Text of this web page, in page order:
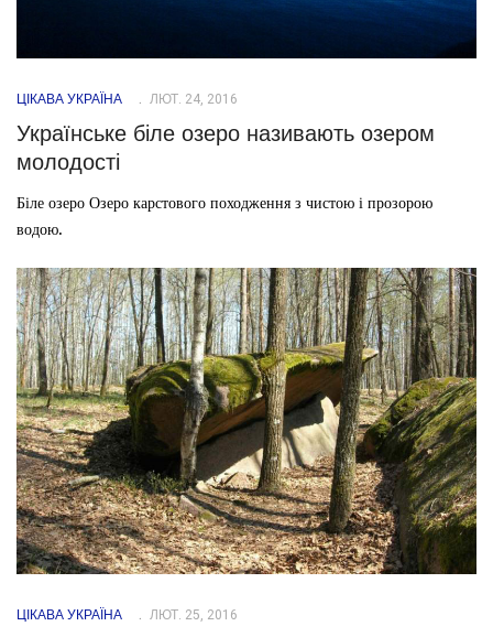
ЦІКАВА УКРАЇНА ЛЮТ. 24, 2016
Українське біле озеро називають озером
молодості
Біле озеро Озеро карстового походження з чистою і прозорою
водою.
ЦІКАВА УКРАЇНА ЛЮТ. 25, 2016